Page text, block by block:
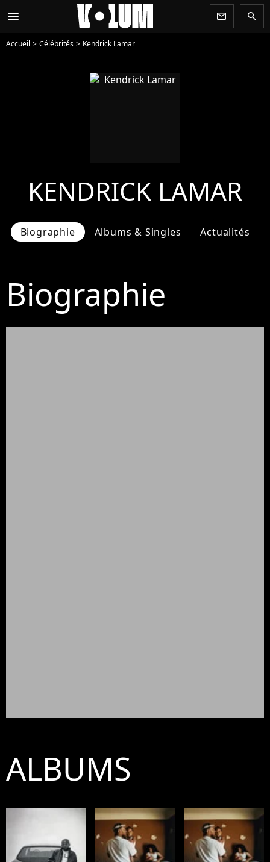
menu newsletter search
Accueil Célébrités Kendrick Lamar
KENDRICK LAMAR
Biographie Albums & Singles Actualités
Biographie
ALBUMS